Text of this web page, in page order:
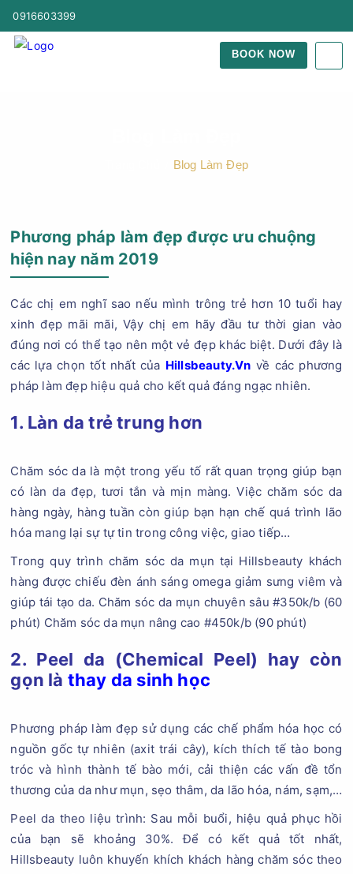
0916603399
BOOK NOW
Blog Làm Đẹp
Phương pháp làm đẹp được ưu chuộng
hiện nay năm 2019
Các chị em nghĩ sao nếu mình trông trẻ hơn 10 tuổi hay
xinh đẹp mãi mãi, Vậy chị em hãy đầu tư thời gian vào
đúng nơi có thể tạo nên một vẻ đẹp khác biệt. Dưới đây là
các lựa chọn tốt nhất của Hillsbeauty.Vn về các phương
pháp làm đẹp hiệu quả cho kết quả đáng ngạc nhiên.
1. Làn da trẻ trung hơn
Chăm sóc da là một trong yếu tố rất quan trọng giúp bạn
có làn da đẹp, tươi tắn và mịn màng. Việc chăm sóc da
hàng ngày, hàng tuần còn giúp bạn hạn chế quá trình lão
hóa mang lại sự tự tin trong công việc, giao tiếp…
Trong quy trình chăm sóc da mụn tại Hillsbeauty khách
hàng được chiếu đèn ánh sáng omega giảm sưng viêm và
giúp tái tạo da. Chăm sóc da mụn chuyên sâu #350k/b (60
phút) Chăm sóc da mụn nâng cao #450k/b (90 phút)
2. Peel da (Chemical Peel) hay còn
gọn là thay da sinh học
Phương pháp làm đẹp sử dụng các chế phẩm hóa học có
nguồn gốc tự nhiên (axit trái cây), kích thích tế tào bong
tróc và hình thành tế bào mới, cải thiện các vấn đề tổn
thương của da như mụn, sẹo thâm, da lão hóa, nám, sạm,…
Peel da theo liệu trình: Sau mỗi buổi, hiệu quả phục hồi
của bạn sẽ khoảng 30%. Để có kết quả tốt nhất,
Hillsbeauty luôn khuyến khích khách hàng chăm sóc theo